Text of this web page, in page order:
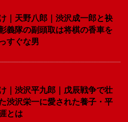
｜天野八郎｜渋沢成一郎と袂
義隊の副頭取は将棋の香車を
すぐな男
｜渋沢平九郎｜戊辰戦争で壮
渋沢栄一に愛された養子・平
とは